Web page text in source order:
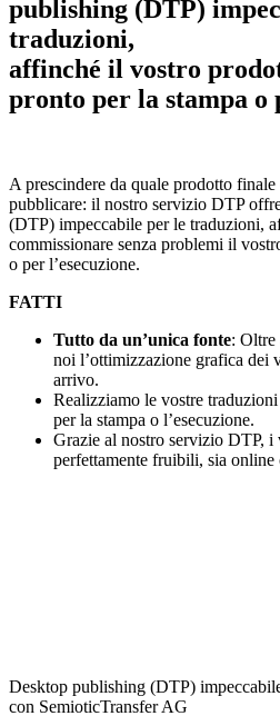
publishing (DTP)
traduzioni,
affinché il vostro
pronto per la stampa o
A prescindere da quale prodotto finale
pubblicare: il nostro servizio DTP
(DTP) impeccabile per le traduzioni,
commissionare senza problemi il
o per l’esecuzione.
FATTI
Tutto da un’unica fonte: Oltre
noi l’ottimizzazione grafica dei
arrivo.
Realizziamo le vostre
per la stampa o l’esecuzione.
Grazie al nostro servizio DTP, i
perfettamente fruibili, sia online
Desktop publishing (DTP)
con SemioticTransfer AG